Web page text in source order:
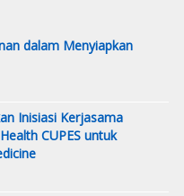
dalam Menyiapkan
Inisiasi Kerjasama
CUPES untuk